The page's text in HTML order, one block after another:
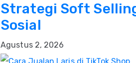
Strategi Soft
Sosial
Agustus 2, 2026